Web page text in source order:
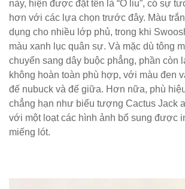
này, hiện được đặt tên là “Ô liu”, có sự
hơn với các lựa chọn trước đây. Màu
dụng cho nhiều lớp phủ, trong khi
màu xanh lục quân sự. Và mặc dù tông
chuyển sang dây buộc phẳng, phần còn
không hoàn toàn phù hợp, với màu đen
đế nubuck và đế giữa. Hơn nữa, phù
chẳng hạn như biểu tượng Cactus Jack
với một loạt các hình ảnh bổ sung được
miếng lót.